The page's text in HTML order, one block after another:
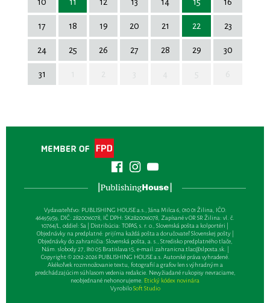
17 18 19 20 21 22 23
24 25 26 27 28 29 30
31
Vydavateľsťvo: PUBLISHING HOUSE a.s., Jána Milca 6, 010 01 Žilina, IČO:
46495959, DIČ: 2820016078, IČ DPH: SK2820016078, Zapísané v OR SR Žilina: vl. č.
10764/L, oddiel: Sa | Distribúcia: TOPAS, s. r. o., Slovenská pošta a kolportéri |
Objednávky na predplatné: prijíma každá pošta a doručovateľ Slovenskej pošty |
Objednávky do zahraničia: Slovenská pošta, a. s., Stredisko predplatného tlače,
Nám. slobody 27, 810 05 Bratislava 15, e-mail:zahranicna.tlac@slposta.sk. |
Copyright © 2012-2026 PUBLISHING HOUSE a.s. Autorské práva vyhradené.
Akékoľvek rozmnožovanie textu, fotografií a grafov len s výhradným a
predchádzajúcim súhlasom vedenia redakcie. Nevyžiadané rukopisy nevraciame,
neobjednané nehonorujeme. Etický kódex novinára
VyrobiloSoft Studio